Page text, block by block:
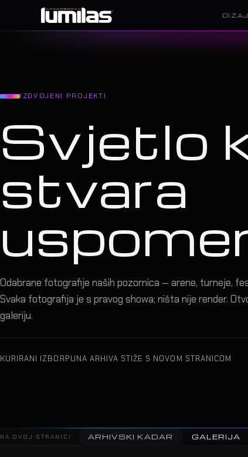
IZDVOJENI PROJEKTI
Svjetlo
stvara
Odabrane fotografije naših pozornica — arene, turneje,
Svaka fotografija je s pravog showa; ništa nije render.
galeriju.
KURIRANI IZBORPUNA ARHIVA STIŽE S NOVOM STRANICOM
NA OVOJ STRANICI ARHIVSKI KADAR GALERIJA